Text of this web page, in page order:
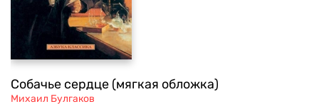
Собачье сердце (мягкая обложка)
Михаил Булгаков